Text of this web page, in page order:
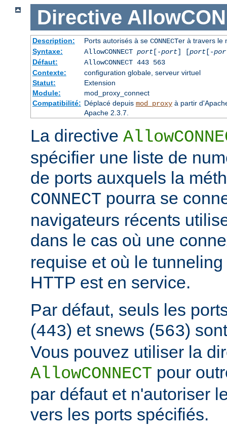
Directive
Description: Ports autorisés à se CONNECTer à travers le
Syntaxe:
AllowCONNECT port[-port] [port[-
Défaut:
AllowCONNECT 443 563
Contexte:
configuration globale, serveur virtuel
Statut:
Extension
Module:
mod_proxy_connect
Compatibilité: Déplacé depuis mod_proxyà partir
Apache 2.3.7.
La directive
spécifier une liste de
de ports auxquels la
CONNECT pourra se
navigateurs récents
dans le cas où une
requise et où le
HTTP est en service.
Par défaut, seuls les
(443) et snews (563)
Vous pouvez utiliser la
AllowCONNECT pour
par défaut et n'autoriser
vers les ports spécifiés.